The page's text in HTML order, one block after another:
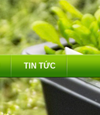
TIN TỨC